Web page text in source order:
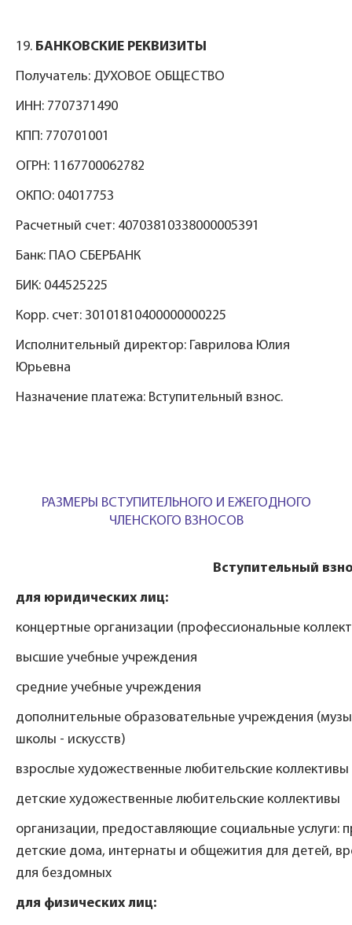
19. БАНКОВСКИЕ РЕКВИЗИТЫ
Получатель: ДУХОВОЕ ОБЩЕСТВО
ИНН: 7707371490
КПП: 770701001
ОГРН: 1167700062782
ОКПО: 04017753
Расчетный счет: 40703810338000005391
Банк: ПАО СБЕРБАНК
БИК: 044525225
Корр. счет: 30101810400000000225
Исполнительный директор: Гаврилова Юлия
Юрьевна
Назначение платежа: Вступительный взнос.
РАЗМЕРЫ ВСТУПИТЕЛЬНОГО И ЕЖЕГОДНОГО
ЧЛЕНСКОГО ВЗНОСОВ
Вступительный
для юридических лиц:
концертные организации (профессиональные
высшие учебные учреждения
средние учебные учреждения
дополнительные образовательные учреждения
школы - искусств)
взрослые художественные любительские коллективы
детские художественные любительские коллективы
организации, предоставляющие социальные услуги:
детские дома, интернаты и общежития для детей,
для бездомных
для физических лиц: